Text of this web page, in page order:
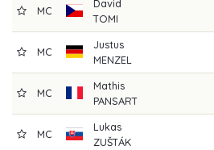
MC
David
TOMI
MC
Justus
MENZEL
MC
Mathis
PANSART
MC
Lukas
ZUŠTÁK